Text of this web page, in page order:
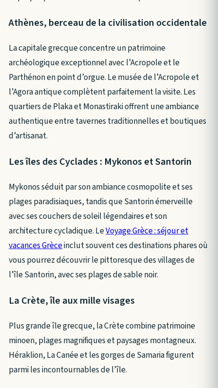
Athènes, berceau de la civilisation occidentale
La capitale grecque concentre un patrimoine
archéologique exceptionnel avec l’Acropole et le
Parthénon en point d’orgue. Le musée de l’Acropole et
l’Agora antique complètent parfaitement la visite. Les
quartiers de Plaka et Monastiraki offrent une ambiance
authentique entre tavernes traditionnelles et boutiques
d’artisanat.
Les îles des Cyclades : Mykonos et Santorin
Mykonos séduit par son ambiance cosmopolite et ses
plages paradisiaques, tandis que Santorin émerveille
avec ses couchers de soleil légendaires et son
architecture cycladique. LeVoyage Grèce : séjour et
vacances Grèceinclut souvent ces destinations phares où
vous pourrez découvrir le pittoresque des villages de
l’île Santorin, avec ses plages de sable noir.
La Crète, île aux mille visages
Plus grande île grecque, la Crète combine patrimoine
minoen, plages magnifiques et paysages montagneux.
Héraklion, La Canée et les gorges de Samaria figurent
parmi les incontournables de l’île.